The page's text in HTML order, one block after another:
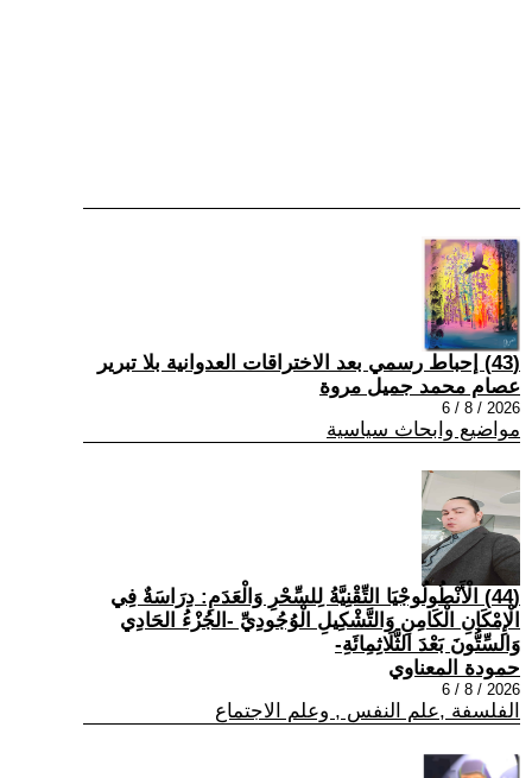
(43) إحباط رسمي بعد الاختراقات العدوانية بلا تبرير
عصام محمد جميل مروة
2026 / 8 / 6
مواضيع وابحاث سياسية
(44) الْأَنْطُولُوجْيَا التِّقْنِيَّةُ لِلسِّحْرِ وَالْعَدَمِ: دِرَاسَةٌ فِي
الْإِمْكَانِ الْكَامِنِ وَالتَّشْكِيلِ الْوُجُودِيِّ -الجُزْءُ الحَادِي
وَالسِّتُّونَ بَعْدَ الثَّلَاثِمِائَةِ-
حمودة المعناوي
2026 / 8 / 6
الفلسفة ,علم النفس , وعلم الاجتماع